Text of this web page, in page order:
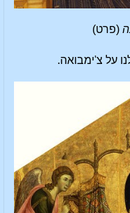
(פרט)
על צ'ימבואה.